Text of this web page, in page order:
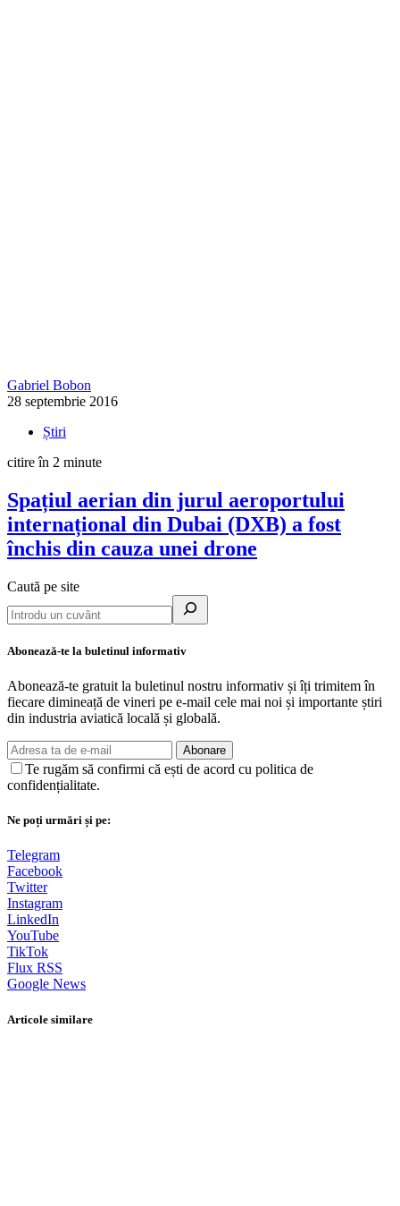
Gabriel Bobon
28 septembrie 2016
Știri
citire în 2 minute
Spațiul aerian din jurul aeroportului
internațional din Dubai (DXB) a fost
închis din cauza unei drone
Caută pe site
Abonează-te la buletinul informativ
Abonează-te gratuit la buletinul nostru informativ și îți trimitem în
fiecare dimineață de vineri pe e-mail cele mai noi și importante știri
din industria aviatică locală și globală.
Abonare
Te rugăm să confirmi că ești de acord cu politica de
confidențialitate.
Ne poți urmări și pe:
Telegram
Facebook
Twitter
Instagram
LinkedIn
YouTube
TikTok
Flux RSS
Google News
Articole similare